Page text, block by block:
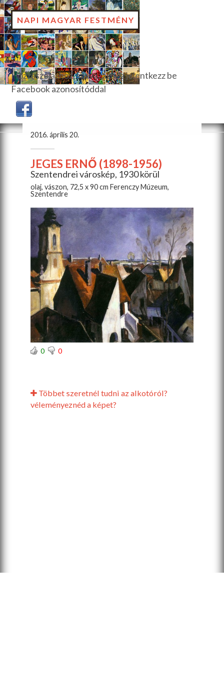
NAPI MAGYAR FESTMÉNY
Hozzászóláshoz, szavazáshoz jelentkezz be
Facebook azonosítóddal
2016. április 20.
JEGES ERNŐ (1898-1956)
Szentendrei városkép, 1930 körül
olaj, vászon, 72,5 x 90 cm Ferenczy Múzeum,
Szentendre
0 0
Többet szeretnél tudni az alkotóról?
véleményeznéd a képet?